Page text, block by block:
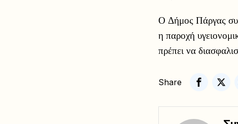
Ο Δήμος Πάργας
η παροχή
πρέπει να
Share